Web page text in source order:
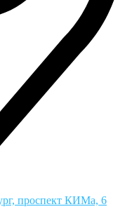
проспект КИМа, 6